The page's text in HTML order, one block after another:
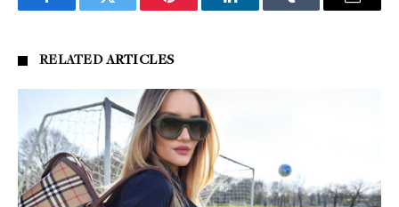
FacebookTwitter Pinterest LinkedInTumblr Email
RELATEDARTICLES